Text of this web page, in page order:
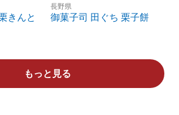
きんと
長野県
御菓子司 田ぐち 栗子餅
もっと見る